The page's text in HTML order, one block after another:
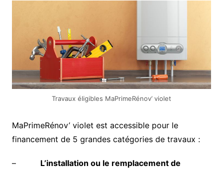
Travaux éligibles MaPrimeRénov’ violet
MaPrimeRénov’ violet est accessible pour le
financement de 5 grandes catégories de travaux :
–
L’installation ou le remplacement de